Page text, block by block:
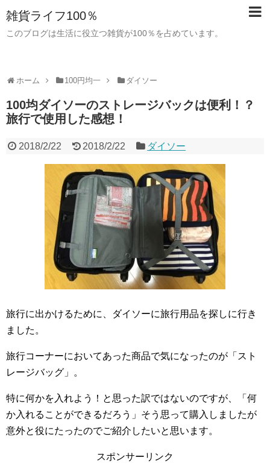
雑貨ライフ100％
このブログは生活に役立つ雑貨が100％を占めています。
ホーム 100円均一 ダイソー
100均ダイソーのストレージバックは便利！？
旅行で使用した感想！
2018/2/22 2018/2/22 ダイソー
旅行に出かけるために、ダイソーに旅行用品を探しに行き
ました。
旅行コーナーにおいてあった商品で気になったのが「スト
レージバッグ」。
特に何かを入れよう！と思った訳ではないのですが、「何
か入れることができるだろう」そう思って購入しましたが
意外と役にたったのでご紹介したいと思います。
スポンサーリンク